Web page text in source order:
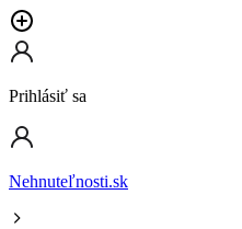
Prihlásiť sa
Nehnuteľnosti.sk